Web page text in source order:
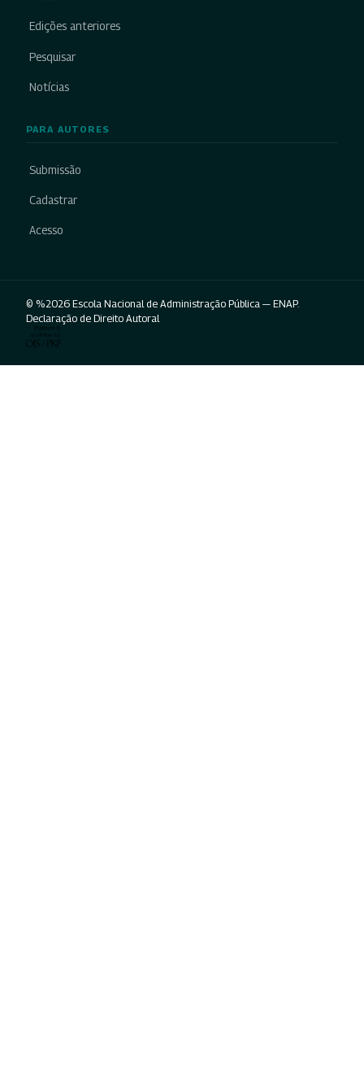
Edições anteriores
Pesquisar
Notícias
PARA AUTORES
Submissão
Cadastrar
Acesso
© %2026 Escola Nacional de Administração Pública — ENAP.
Declaração de Direito Autoral